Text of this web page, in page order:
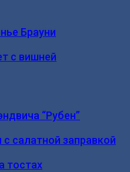
Брауни
с вишней
“Рубен”
салатной заправкой
тостах